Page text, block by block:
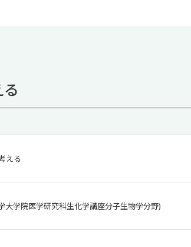
える
大学院医学研究科生化学講座分子生物学分野)